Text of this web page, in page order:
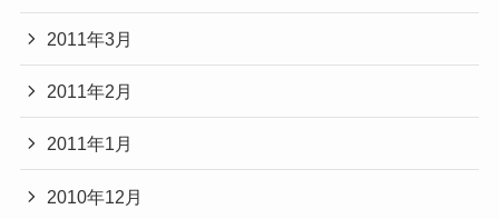
2011年3月
2011年2月
2011年1月
2010年12月